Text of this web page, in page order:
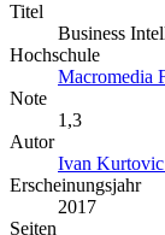
Titel
Business
Hochschule
Macromedia
Note
1,3
Autor
Ivan
Erscheinungsjahr
2017
Seiten